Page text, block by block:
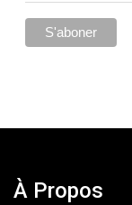
À Propos